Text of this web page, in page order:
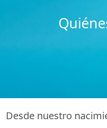
Desde nuestro